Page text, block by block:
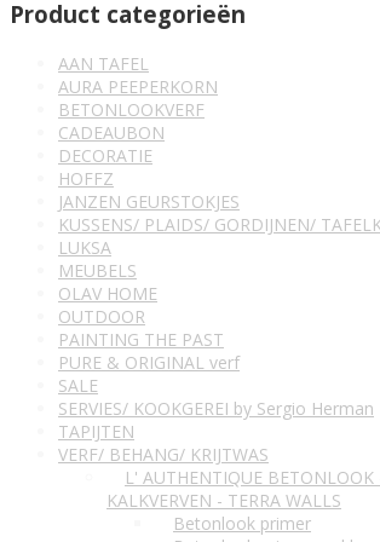
Product categorieën
AAN TAFEL
AURA PEEPERKORN
BETONLOOKVERF
CADEAUBON
DECORATIE
HOFFZ
JANZEN GEURSTOKJES
KUSSENS/ PLAIDS/ GORDIJNEN/
LUKSA
MEUBELS
OLAV HOME
OUTDOOR
PAINTING THE PAST
PURE & ORIGINAL verf
SALE
SERVIES/ KOOKGEREI by Sergio Herman
TAPIJTEN
VERF/ BEHANG/ KRIJTWAS
L' AUTHENTIQUE BETONLOOK
KALKVERVEN - TERRA WALLS
Betonlook primer